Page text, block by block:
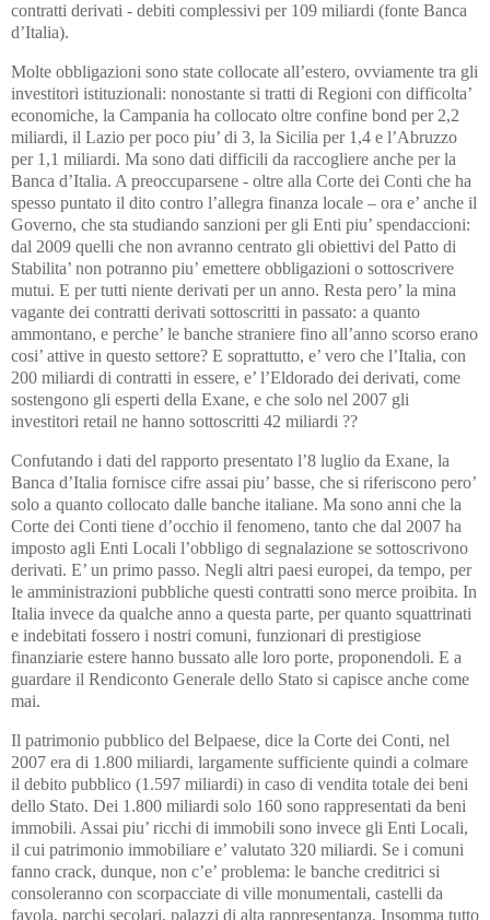
contratti derivati - debiti complessivi per 109 miliardi (fonte Banca
d’Italia).
Molte obbligazioni sono state collocate all’estero, ovviamente tra gli
investitori istituzionali: nonostante si tratti di Regioni con difficolta’
economiche, la Campania ha collocato oltre confine bond per 2,2
miliardi, il Lazio per poco piu’ di 3, la Sicilia per 1,4 e l’Abruzzo
per 1,1 miliardi. Ma sono dati difficili da raccogliere anche per la
Banca d’Italia. A preoccuparsene - oltre alla Corte dei Conti che ha
spesso puntato il dito contro l’allegra finanza locale – ora e’ anche il
Governo, che sta studiando sanzioni per gli Enti piu’ spendaccioni:
dal 2009 quelli che non avranno centrato gli obiettivi del Patto di
Stabilita’ non potranno piu’ emettere obbligazioni o sottoscrivere
mutui. E per tutti niente derivati per un anno. Resta pero’ la mina
vagante dei contratti derivati sottoscritti in passato: a quanto
ammontano, e perche’ le banche straniere fino all’anno scorso erano
cosi’ attive in questo settore? E soprattutto, e’ vero che l’Italia, con
200 miliardi di contratti in essere, e’ l’Eldorado dei derivati, come
sostengono gli esperti della Exane, e che solo nel 2007 gli
investitori retail ne hanno sottoscritti 42 miliardi ??
Confutando i dati del rapporto presentato l’8 luglio da Exane, la
Banca d’Italia fornisce cifre assai piu’ basse, che si riferiscono pero’
solo a quanto collocato dalle banche italiane. Ma sono anni che la
Corte dei Conti tiene d’occhio il fenomeno, tanto che dal 2007 ha
imposto agli Enti Locali l’obbligo di segnalazione se sottoscrivono
derivati. E’ un primo passo. Negli altri paesi europei, da tempo, per
le amministrazioni pubbliche questi contratti sono merce proibita. In
Italia invece da qualche anno a questa parte, per quanto squattrinati
e indebitati fossero i nostri comuni, funzionari di prestigiose
finanziarie estere hanno bussato alle loro porte, proponendoli. E a
guardare il Rendiconto Generale dello Stato si capisce anche come
mai.
Il patrimonio pubblico del Belpaese, dice la Corte dei Conti, nel
2007 era di 1.800 miliardi, largamente sufficiente quindi a colmare
il debito pubblico (1.597 miliardi) in caso di vendita totale dei beni
dello Stato. Dei 1.800 miliardi solo 160 sono rappresentati da beni
immobili. Assai piu’ ricchi di immobili sono invece gli Enti Locali,
il cui patrimonio immobiliare e’ valutato 320 miliardi. Se i comuni
fanno crack, dunque, non c’e’ problema: le banche creditrici si
consoleranno con scorpacciate di ville monumentali, castelli da
favola, parchi secolari, palazzi di alta rappresentanza. Insomma tutto